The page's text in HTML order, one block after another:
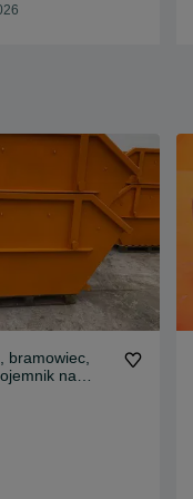
bramowiec,
na
koleba